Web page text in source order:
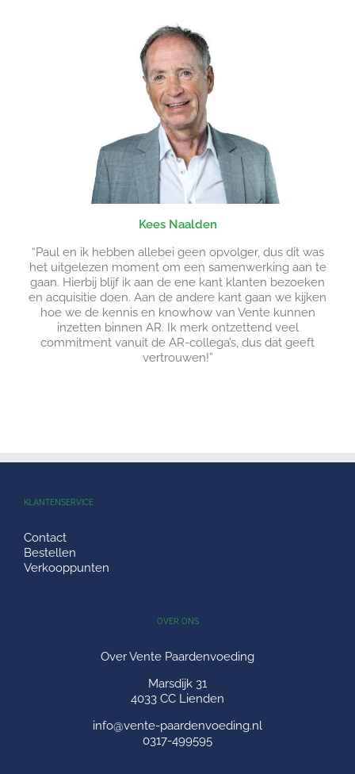
Kees Naalden
“Paul en ik hebben allebei geen opvolger, dus dit was
het uitgelezen moment om een samenwerking aan te
gaan. Hierbij blijf ik aan de ene kant klanten bezoeken
en acquisitie doen. Aan de andere kant gaan we kijken
hoe we de kennis en knowhow van Vente kunnen
inzetten binnen AR. Ik merk ontzettend veel
commitment vanuit de AR-collega’s, dus dat geeft
vertrouwen!”
KLANTENSERVICE
Contact
Bestellen
Verkooppunten
OVER ONS
Over Vente Paardenvoeding
Marsdijk 31
4033 CC Lienden
info@vente-paardenvoeding.nl
0317-499595